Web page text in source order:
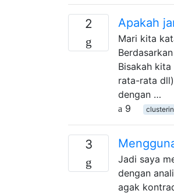
2 Apakah
Mari kita
Bisakah
rata-rata
dengan …
9
3
Jadi saya
dengan
agak